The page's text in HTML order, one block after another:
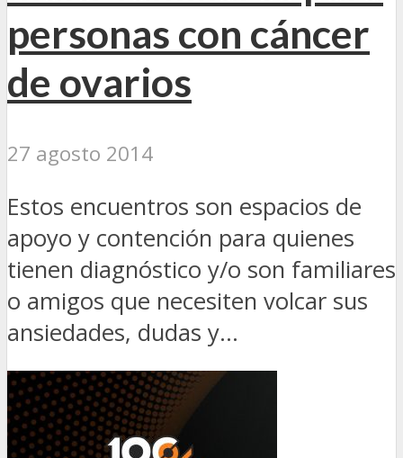
personas con cáncer
de ovarios
27 agosto 2014
Estos encuentros son espacios de
apoyo y contención para quienes
tienen diagnóstico y/o son familiares
o amigos que necesiten volcar sus
ansiedades, dudas y...